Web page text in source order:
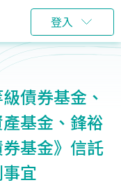
登入
債券基金、
基金、鋒裕
基金》信託
宜